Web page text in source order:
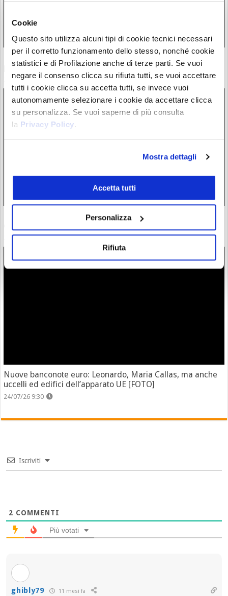
Cookie
Questo sito utilizza alcuni tipi di cookie tecnici necessari
per il corretto funzionamento dello stesso, nonché cookie
statistici e di Profilazione anche di terze parti. Se vuoi
negare il consenso clicca su rifiuta tutti, se vuoi accettare
tutti i cookie clicca su accetta tutti, se invece vuoi
autonomamente selezionare i cookie da accettare clicca
su personalizza. Se vuoi saperne di più consulta
la Privacy Policy.
Mostra dettagli
Accetta tutti
Personalizza
Rifiuta
Fed: 24 ore per aumentare i tassi? Balzo sui mercati delle
probabilità. Ecco i rischi
28/07/26 12:12
Prezzo petrolio Brent in backwardation: cosa rivela la curva
26/07/26 12:00
Nuove banconote euro: Leonardo, Maria Callas, ma anche
uccelli ed edifici dell’apparato UE [FOTO]
24/07/26 9:30
Iscriviti
2 COMMENTI
Più votati
ghibly79 11 mesi fa